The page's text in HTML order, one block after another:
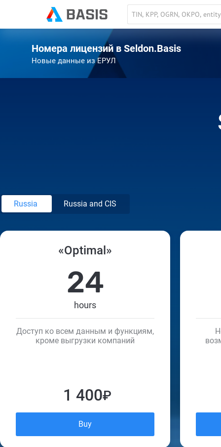
Номера лицензий в Seldon.Basis
Новые данные из ЕРУЛ
Russia Russia and CIS
«Optimal»
24
hours
Доступ ко всем данным и функциям,
кроме выгрузки компаний
1 400₽
Buy